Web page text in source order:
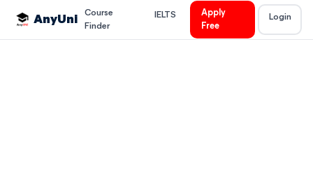
AnyUni
Course
Finder
IELTS
Apply
Free
Login